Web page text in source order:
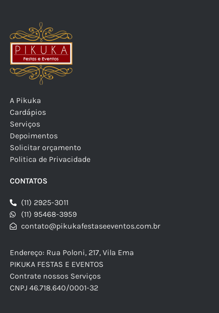
A Pikuka
Cardápios
Serviços
Depoimentos
Solicitar orçamento
Politica de Privacidade
CONTATOS
(11) 2925-3011
(11) 95468-3959
contato@pikukafestaseeventos.com.br
Endereço: Rua Poloni, 217, Vila Ema
PIKUKA FESTAS E EVENTOS
Contrate nossos Serviços
CNPJ 46.718.640/0001-32